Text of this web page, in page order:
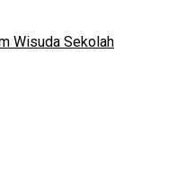
Wisuda Sekolah